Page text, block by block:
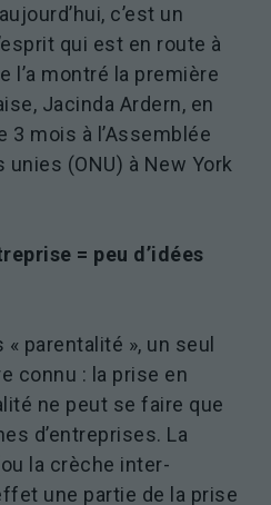
c’est un
qui est en route à
l’a montré la première
Jacinda Ardern, en
3 mois à l’Assemblée
(ONU) à New York
= peu d’idées
parentalité », un seul
connu : la prise en
ne peut se faire que
d’entreprises. La
la crèche inter-
une partie de la prise